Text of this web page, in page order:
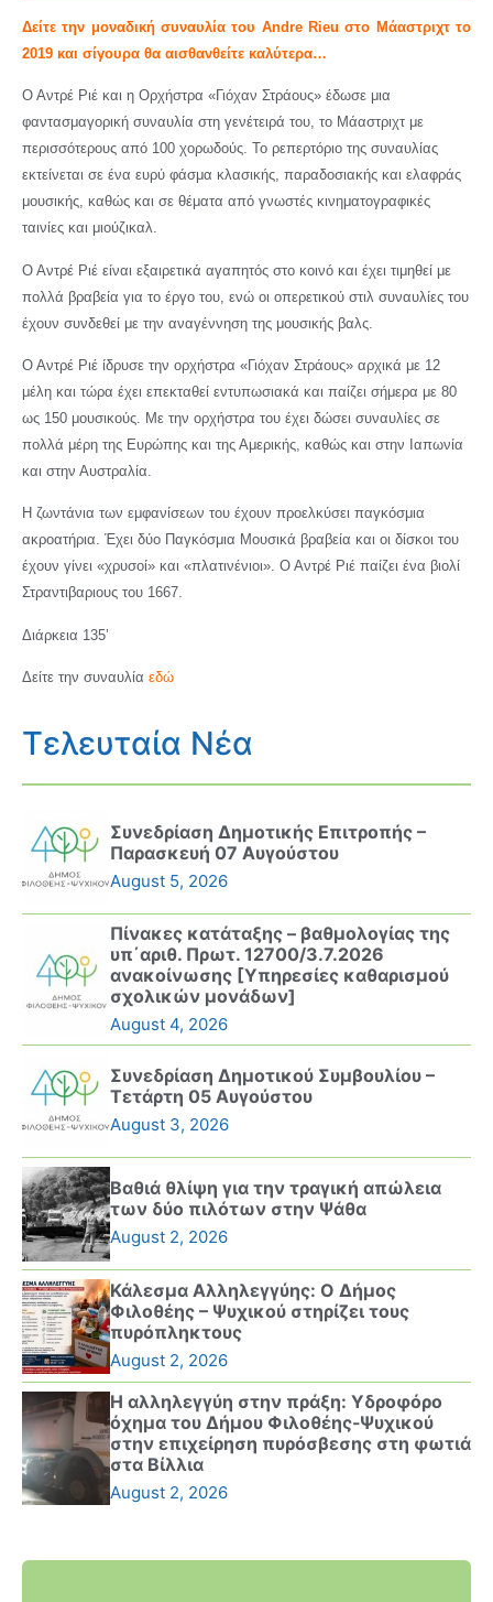
Δείτε την μοναδική συναυλία του Andre Rieu στο Μάαστριχτ το
2019 και σίγουρα θα αισθανθείτε καλύτερα…
Ο Αντρέ Ριέ και η Ορχήστρα «Γιόχαν Στράους» έδωσε μια
φαντασμαγορική συναυλία στη γενέτειρά του, το Μάαστριχτ με
περισσότερους από 100 χορωδούς. Το ρεπερτόριο της συναυλίας
εκτείνεται σε ένα ευρύ φάσμα κλασικής, παραδοσιακής και ελαφράς
μουσικής, καθώς και σε θέματα από γνωστές κινηματογραφικές
ταινίες και μιούζικαλ.
Ο Αντρέ Ριέ είναι εξαιρετικά αγαπητός στο κοινό και έχει τιμηθεί με
πολλά βραβεία για το έργο του, ενώ οι οπερετικού στιλ συναυλίες του
έχουν συνδεθεί με την αναγέννηση της μουσικής βαλς.
Ο Αντρέ Ριέ ίδρυσε την ορχήστρα «Γιόχαν Στράους» αρχικά με 12
μέλη και τώρα έχει επεκταθεί εντυπωσιακά και παίζει σήμερα με 80
ως 150 μουσικούς. Με την ορχήστρα του έχει δώσει συναυλίες σε
πολλά μέρη της Ευρώπης και της Αμερικής, καθώς και στην Ιαπωνία
και στην Αυστραλία.
Η ζωντάνια των εμφανίσεων του έχουν προελκύσει παγκόσμια
ακροατήρια. Έχει δύο Παγκόσμια Μουσικά βραβεία και οι δίσκοι του
έχουν γίνει «χρυσοί» και «πλατινένιοι». Ο Αντρέ Ριέ παίζει ένα βιολί
Στραντιβαριους του 1667.
Διάρκεια 135’
Δείτε την συναυλία εδώ
Τελευταία Νέα
Συνεδρίαση Δημοτικής Επιτροπής –
Παρασκευή 07 Αυγούστου
August 5, 2026
Πίνακες κατάταξης – βαθμολογίας της
υπ΄αριθ. Πρωτ. 12700/3.7.2026
ανακοίνωσης [Υπηρεσίες καθαρισμού
σχολικών μονάδων]
August 4, 2026
Συνεδρίαση Δημοτικού Συμβουλίου –
Τετάρτη 05 Αυγούστου
August 3, 2026
Βαθιά θλίψη για την τραγική απώλεια
των δύο πιλότων στην Ψάθα
August 2, 2026
Κάλεσμα Αλληλεγγύης: Ο Δήμος
Φιλοθέης – Ψυχικού στηρίζει τους
πυρόπληκτους
August 2, 2026
Η αλληλεγγύη στην πράξη: Υδροφόρο
όχημα του Δήμου Φιλοθέης-Ψυχικού
στην επιχείρηση πυρόσβεσης στη φωτιά
στα Βίλλια
August 2, 2026